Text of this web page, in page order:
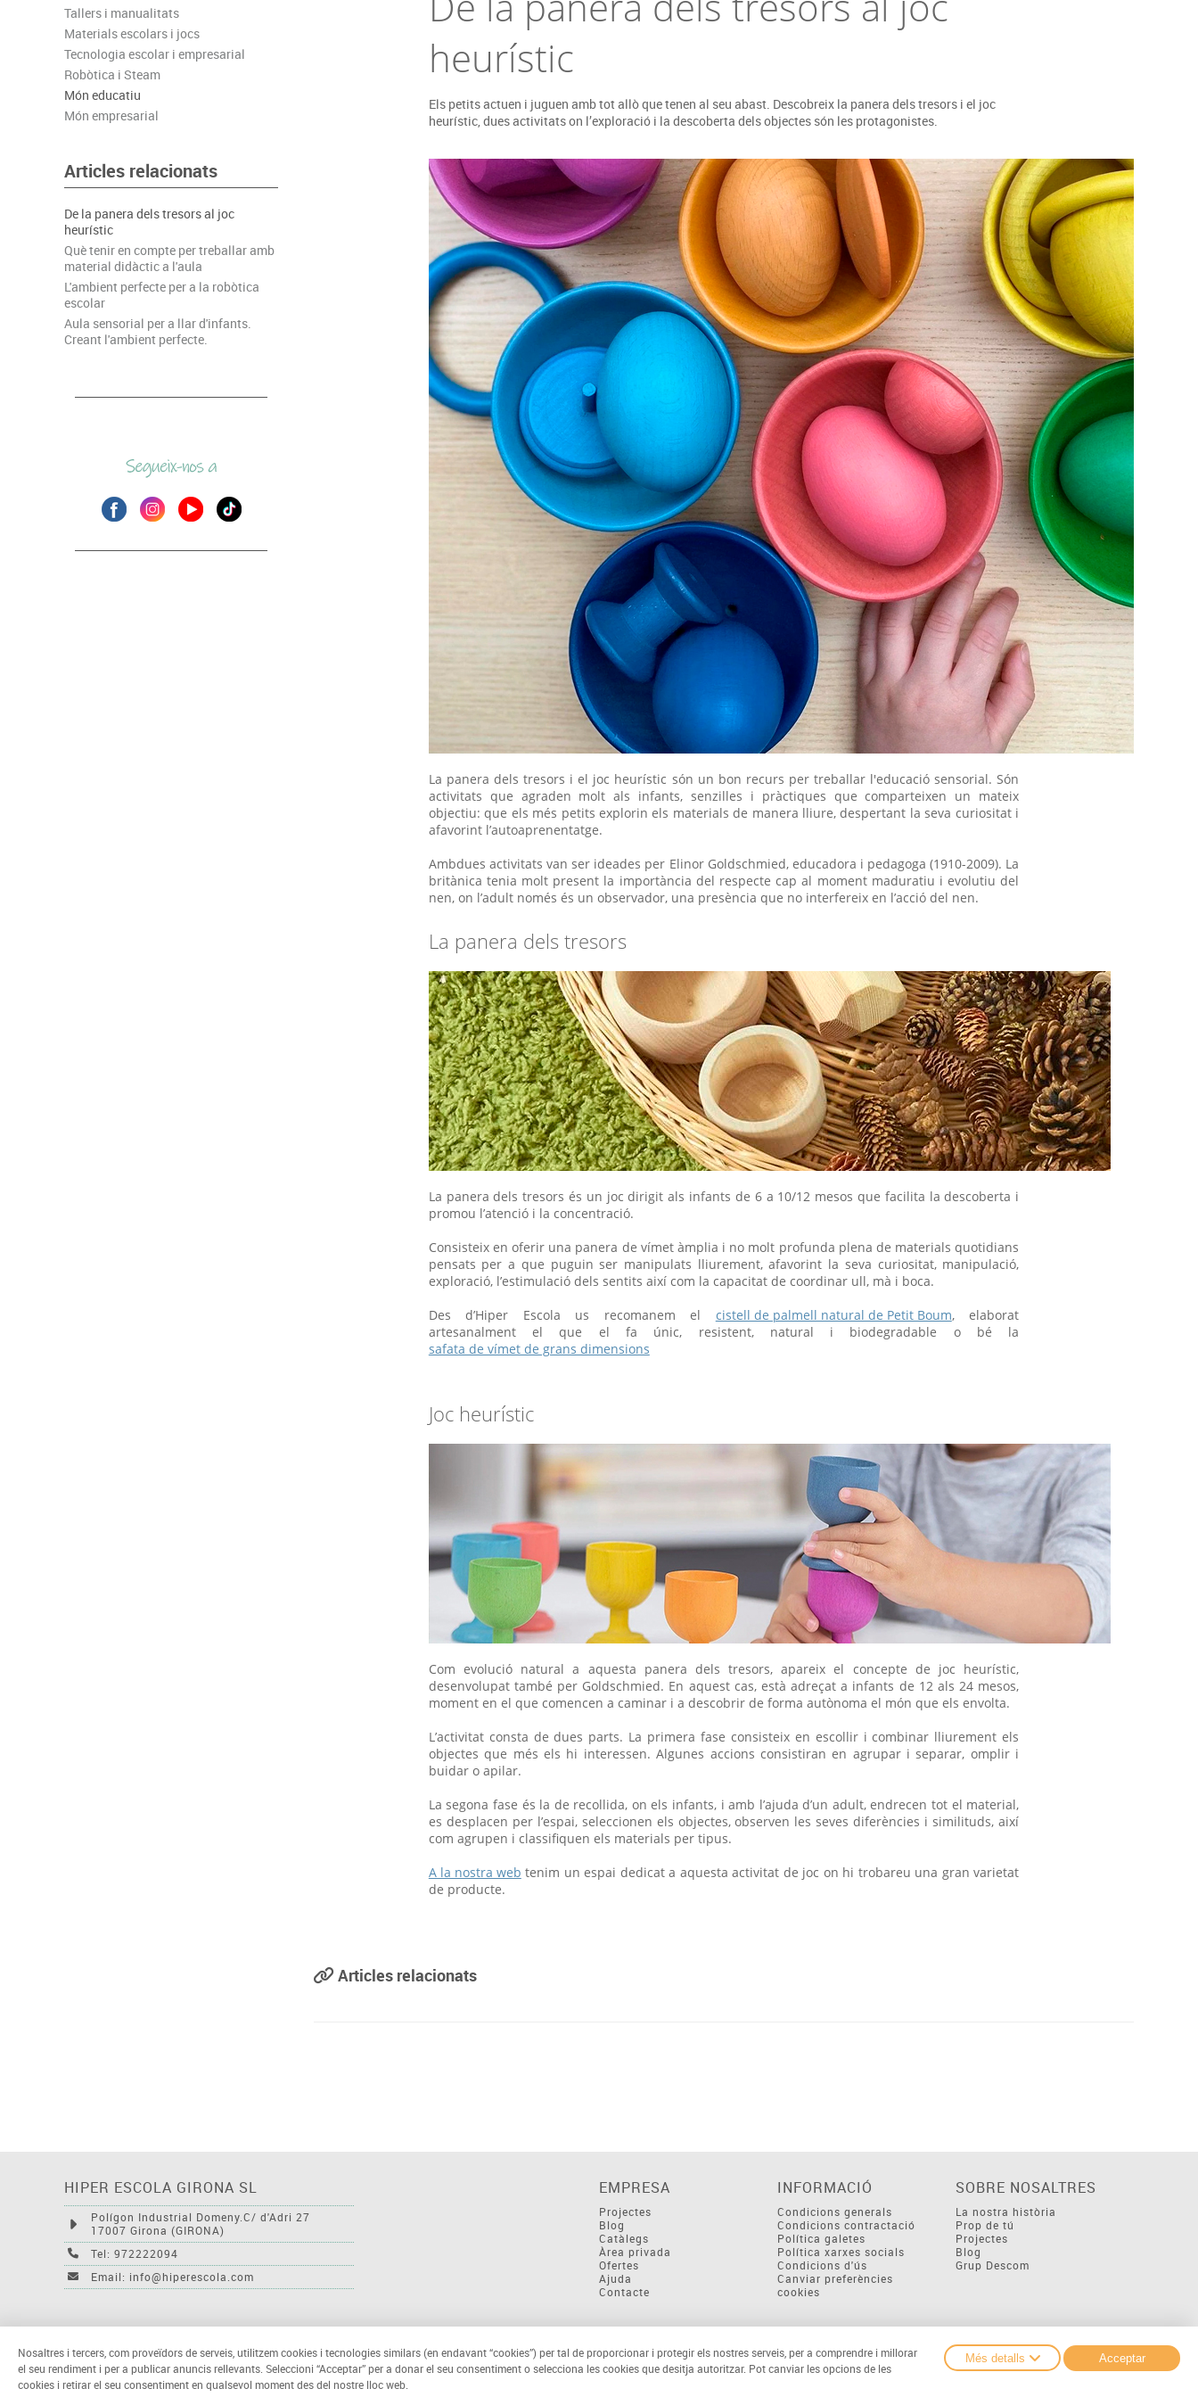
Complements d'oficina
Plastificació, enquadernació i destrucció
Informàtica
Higiene
Dibuix tècnic i artístic
Espais exteriors
Matemàtiques
VideoprojeccióEspais compartits
Mobles escolars, casellers i cubeters
Cadires, bancs i tamborets
Complements esportius
Psicomotricitat
Tallers i manualitats
Materials escolars i jocs
Tecnologia escolar i empresarial
Robòtica i Steam
Món educatiu
Món empresarial
Articles relacionats
De la panera dels tresors al joc
heurístic
Què tenir en compte per treballar amb
material didàctic a l'aula
L'ambient perfecte per a la robòtica
escolar
Aula sensorial per a llar d'infants.
Creant l'ambient perfecte.
heurístic
Els petits actuen i juguen amb tot allò que tenen al seu abast. Descobreix la panera dels tresors i el joc
heurístic, dues activitats on l’exploració i la descoberta dels objectes són les protagonistes.
La panera dels tresors i el joc heurístic són un bon recurs per treballar l'educació sensorial. Són
activitats que agraden molt als infants, senzilles i pràctiques que comparteixen un mateix
objectiu: que els més petits explorin els materials de manera lliure, despertant la seva curiositat i
afavorint l’autoaprenentatge.
Ambdues activitats van ser ideades per Elinor Goldschmied, educadora i pedagoga (1910-2009). La
britànica tenia molt present la importància del respecte cap al moment maduratiu i evolutiu del
nen, on l’adult només és un observador, una presència que no interfereix en l’acció del nen.
La panera dels tresors
La panera dels tresors és un joc dirigit als infants de 6 a 10/12 mesos que facilita la descoberta i
promou l’atenció i la concentració.
Consisteix en oferir una panera de vímet àmplia i no molt profunda plena de materials quotidians
pensats per a que puguin ser manipulats lliurement, afavorint la seva curiositat, manipulació,
exploració, l’estimulació dels sentits així com la capacitat de coordinar ull, mà i boca.
Des d’Hiper Escola us recomanem el cistell de palmell natural de Petit Boum, elaborat
artesanalment el que el fa únic, resistent, natural i biodegradable o bé la
safata de vímet de grans dimensions
Joc heurístic
Com evolució natural a aquesta panera dels tresors, apareix el concepte de joc heurístic,
desenvolupat també per Goldschmied. En aquest cas, està adreçat a infants de 12 als 24 mesos,
moment en el que comencen a caminar i a descobrir de forma autònoma el món que els envolta.
L’activitat consta de dues parts. La primera fase consisteix en escollir i combinar lliurement els
objectes que més els hi interessen. Algunes accions consistiran en agrupar i separar, omplir i
buidar o apilar.
La segona fase és la de recollida, on els infants, i amb l’ajuda d’un adult, endrecen tot el material,
es desplacen per l’espai, seleccionen els objectes, observen les seves diferències i similituds, així
com agrupen i classifiquen els materials per tipus.
A la nostra web tenim un espai dedicat a aquesta activitat de joc on hi trobareu una gran varietat
de producte.
Articles relacionats
HIPER ESCOLA GIRONA SL
Polígon Industrial Domeny.C/ d'Adri 27
17007 Girona (GIRONA)
Tel: 972222094
Email: info@hiperescola.com
EMPRESA
Projectes
Blog
Catàlegs
Àrea privada
Ofertes
Ajuda
Contacte
INFORMACIÓ
Condicions generals
Condicions contractació
Política galetes
Política xarxes socials
Condicions d'ús
Canviar preferències
cookies
SOBRE NOSALTRES
La nostra història
Prop de tú
Projectes
Blog
Grup Descom
Nosaltres i tercers, com proveïdors de serveis, utilitzem cookies i tecnologies similars (en endavant “cookies”) per tal de proporcionar i protegir els nostres serveis, per a comprendre i millorar
el seu rendiment i per a publicar anuncis rellevants. Seleccioni “Acceptar” per a donar el seu consentiment o selecciona les cookies que desitja autoritzar. Pot canviar les opcions de les
cookies i retirar el seu consentiment en qualsevol moment des del nostre lloc web.
Més detalls Acceptar